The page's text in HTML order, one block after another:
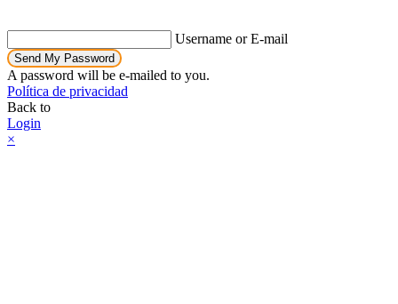
Username or E-mail
Send My Password
A password will be e-mailed to you.
Política de privacidad
Back to
Login
×